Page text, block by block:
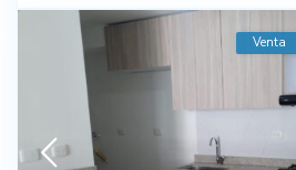
Venta